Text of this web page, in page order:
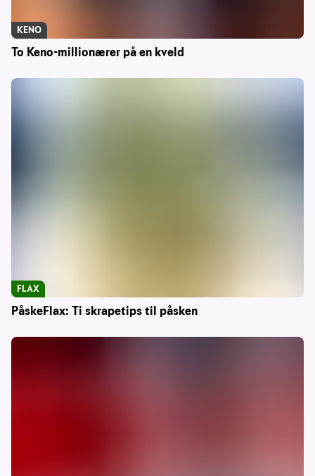
To Keno-millionærer på en kveld
KENO
PåskeFlax: Ti skrapetips til påsken
FLAX